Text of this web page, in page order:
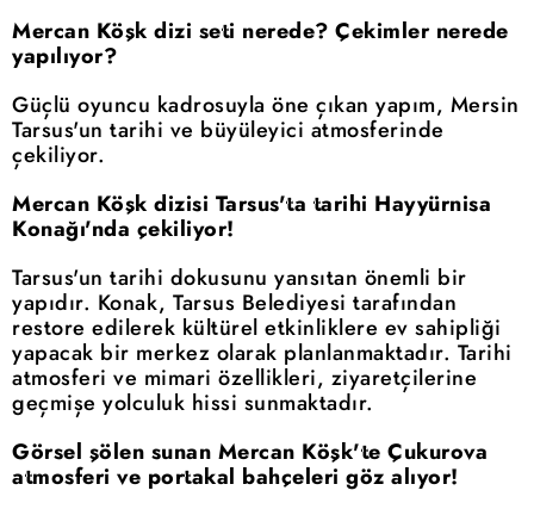
Mercan Köşk dizi seti nerede? Çekimler nerede
yapılıyor?
Güçlü oyuncu kadrosuyla öne çıkan yapım, Mersin
Tarsus'un tarihi ve büyüleyici atmosferinde
çekiliyor.
Mercan Köşk dizisi Tarsus'ta tarihi Hayyürnisa
Konağı'nda çekiliyor!
Tarsus'un tarihi dokusunu yansıtan önemli bir
yapıdır. Konak, Tarsus Belediyesi tarafından
restore edilerek kültürel etkinliklere ev sahipliği
yapacak bir merkez olarak planlanmaktadır. Tarihi
atmosferi ve mimari özellikleri, ziyaretçilerine
geçmişe yolculuk hissi sunmaktadır.
Görsel şölen sunan Mercan Köşk'te Çukurova
atmosferi ve portakal bahçeleri göz alıyor!